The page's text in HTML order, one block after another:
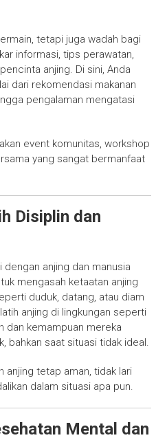
tetapi juga wadah bagi
informasi, tips perawatan,
anjing. Di sini, Anda
dari rekomendasi makanan
pengalaman mengatasi
event komunitas, workshop
yang sangat bermanfaat
Disiplin dan
anjing dan manusia
mengasah ketaatan anjing
duduk, datang, atau diam
anjing di lingkungan seperti
dan kemampuan mereka
bahkan saat situasi tidak ideal.
anjing tetap aman, tidak lari
dalam situasi apa pun.
Mental dan